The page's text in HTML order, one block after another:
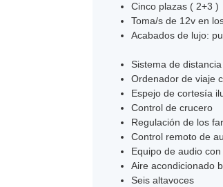
Cinco plazas ( 2+3 )
Toma/s de 12v en
Acabados de lujo:
Sistema de
Ordenador de viaje
Espejo de cortesía
Control de crucero
Regulación de los
Control remoto de
Equipo de audio
Aire acondicionado
Seis altavoces